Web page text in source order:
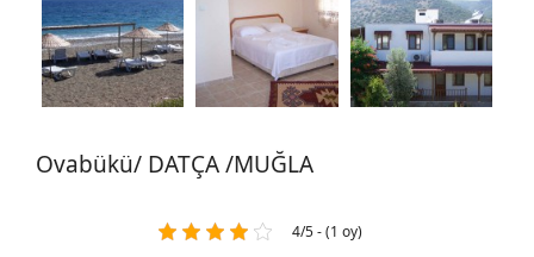
Ovabükü/ DATÇA /MUĞLA
4/5 - (1 oy)